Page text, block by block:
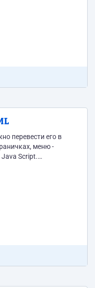
буду с
со 98%
перевести его в
меню -
Script.